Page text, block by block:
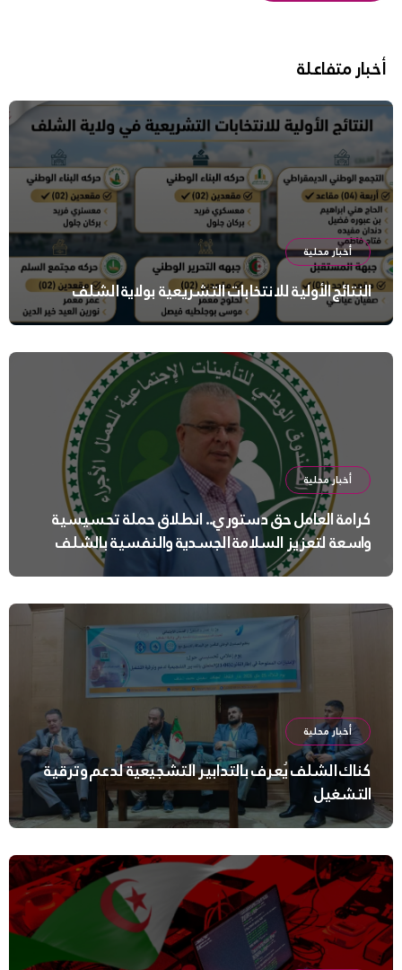
أخبار متفاعلة
أخبار محلية
النتائج الأولية للانتخابات التشريعية بولاية الشلف
أخبار محلية
كرامة العامل حق دستوري.. انطلاق حملة تحسيسية
واسعة لتعزيز السلامة الجسدية والنفسية بالشلف
أخبار محلية
كناك الشلف يُعرف بالتدابير التشجيعية لدعم وترقية
التشغيل